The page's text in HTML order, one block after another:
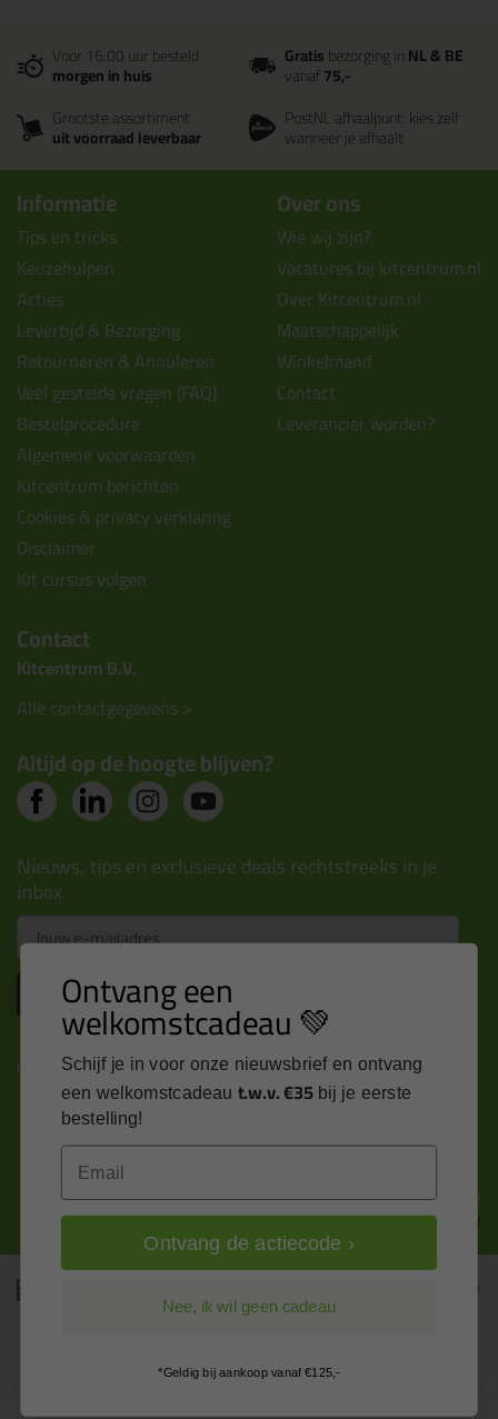
Voor 16:00 uur besteld
morgen in huis
Gratisbezorging inNL & BE
vanaf75,-
Grootste assortiment
uit voorraad leverbaar
PostNL afhaalpunt: kies zelf
wanneer je afhaalt
Informatie
Tips en tricks
Keuzehulpen
Acties
Levertijd & Bezorging
Retourneren & Annuleren
Veel gestelde vragen (FAQ)
Bestelprocedure
Algemene voorwaarden
Kitcentrum berichten
Cookies & privacy verklaring
Disclaimer
Kit cursus volgen
Over ons
Wie wij zijn?
Vacatures bij kitcentrum.nl
Over Kitcentrum.nl
Maatschappelijk
Winkelmand
Contact
Leverancier worden?
Contact
Kitcentrum B.V.
Alle contactgegevens >
Altijd op de hoogte blijven?
Nieuws, tips en exclusieve deals rechtstreeks in je
inbox
Email
Inschrijven
Kitcentrum is trots op:
Alle prijzen zijn in EURO en excl. 21% BTW
wijzig naar incl. BTW
Ontvang een
welkomstcadeau 💚
Schijf je in voor onze nieuwsbrief en ontvang
een welkomstcadeau t.w.v. €35 bij je eerste
bestelling!
Email
Ontvang de actiecode ›
Nee, ik wil geen cadeau
*Geldig bij aankoop vanaf €125,-